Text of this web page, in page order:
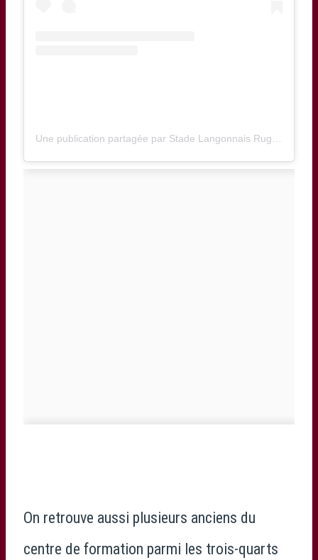
On retrouve aussi plusieurs anciens du
centre de formation parmi les trois-quarts